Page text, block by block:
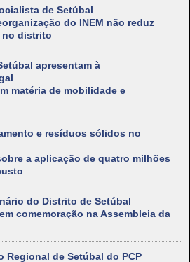
de Setúbal
do INEM não reduz
no distrito
apresentam à
matéria de mobilidade e
e resíduos sólidos no
a aplicação de quatro milhões
do Distrito de Setúbal
comemoração na Assembleia da
Regional de Setúbal do PCP